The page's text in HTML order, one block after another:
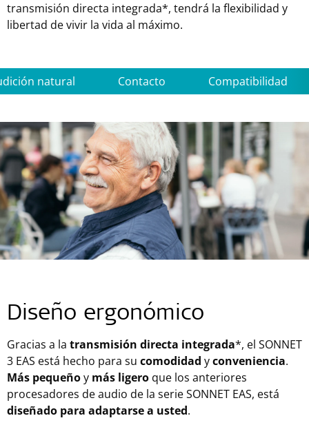
transmisión directa integrada*, tendrá la flexibilidad y
libertad de vivir la vida al máximo.
natural Contacto Compatibilidad
Diseño ergonómico
Gracias a la transmisión directa integrada*, el SONNET
3 EAS está hecho para su comodidad yconveniencia.
Más pequeñoy más ligero que los anteriores
procesadores de audio de la serie SONNET EAS, está
diseñado para adaptarse a usted.